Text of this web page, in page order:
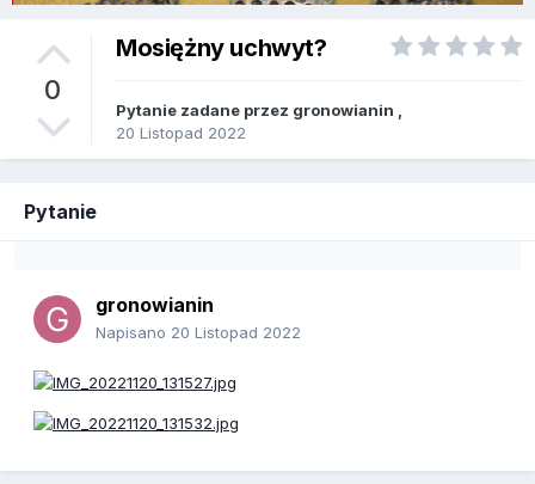
0
Mosiężny uchwyt?
Pytanie zadane przez gronowianin
20 Listopad 2022
Pytanie
gronowianin
Napisano 20 Listopad 2022